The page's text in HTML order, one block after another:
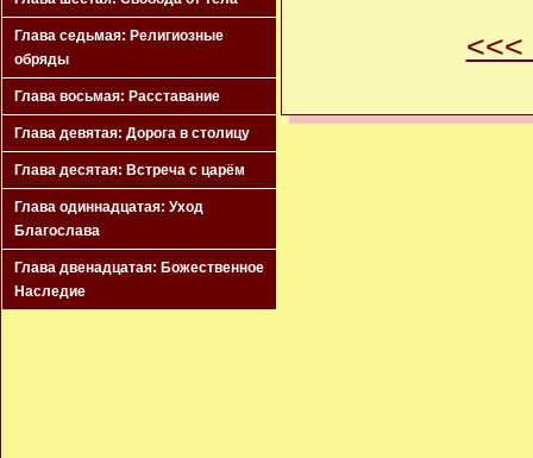
Глава седьмая: Религиозные
обряды
Глава восьмая: Расставание
Глава девятая: Дорога в столицу
Глава десятая: Встреча с царём
Глава одиннадцатая: Уход
Благослава
Глава двенадцатая: Божественное
Наследие
<<<